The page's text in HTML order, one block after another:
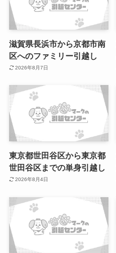
滋賀県長浜市から京都市南
区へのファミリー引越し
2026年8月7日
東京都世田谷区から東京都
世田谷区までの単身引越し
2026年8月4日